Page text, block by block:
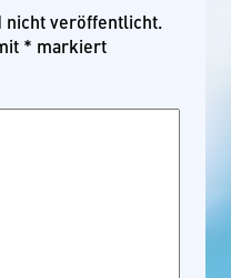
nicht veröffentlicht.
* markiert